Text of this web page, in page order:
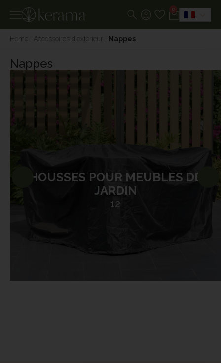
0
Home Accessoires d'extérieur Nappes
Nappes
HOUSSES POUR MEUBLES DE
JARDIN
12